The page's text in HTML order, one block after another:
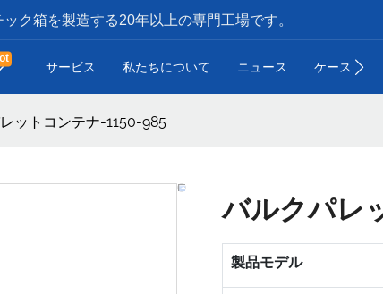
ク箱を製造する20年以上の専門工場です。
サービス 私たちについて ニュース ケース
ットコンテナ-1150-985
バルクパレ
製品モデル